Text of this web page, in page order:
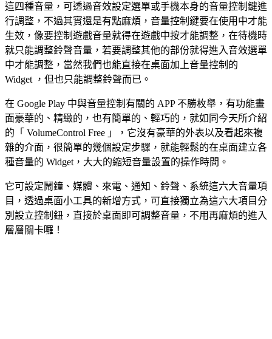
這四種音量，可透過音效設定選單或手機本身的音量控制鍵進
行調整，不過其實還是有點麻煩，音量控制鍵要在使用中才能
生效，像要控制遊戲音量就得在遊戲中按才能調整，在待機時
就只能調整鈴聲音量，若要調整其他的部份就得進入音效選單
中才能調整，當然我們也能直接在桌面加上音量控制的
Widget ，但也只能調整鈴聲而已。
在 Google Play 中與音量控制有關的 APP 不勝枚舉，有功能畫
面豪華的、精緻的，也有簡單的、輕巧的，就如同今天所介紹
的「 VolumeControl Free 」，它沒有豪華的外表以及看起來複
雜的介面，很簡單的幾個設定步驟，就能輕鬆的在桌面建立各
種音量的 Widget，大大的縮短音量設置的操作時間。
它可設定鬧鐘、媒體、來電、通知、鈴聲、系統這六大音量項
目，透過桌面小工具的新增方式，可直接獨立為這六大項目分
別設立控制鈕，直接於桌面即可調整音量，不用再麻煩的進入
層層關卡囉！